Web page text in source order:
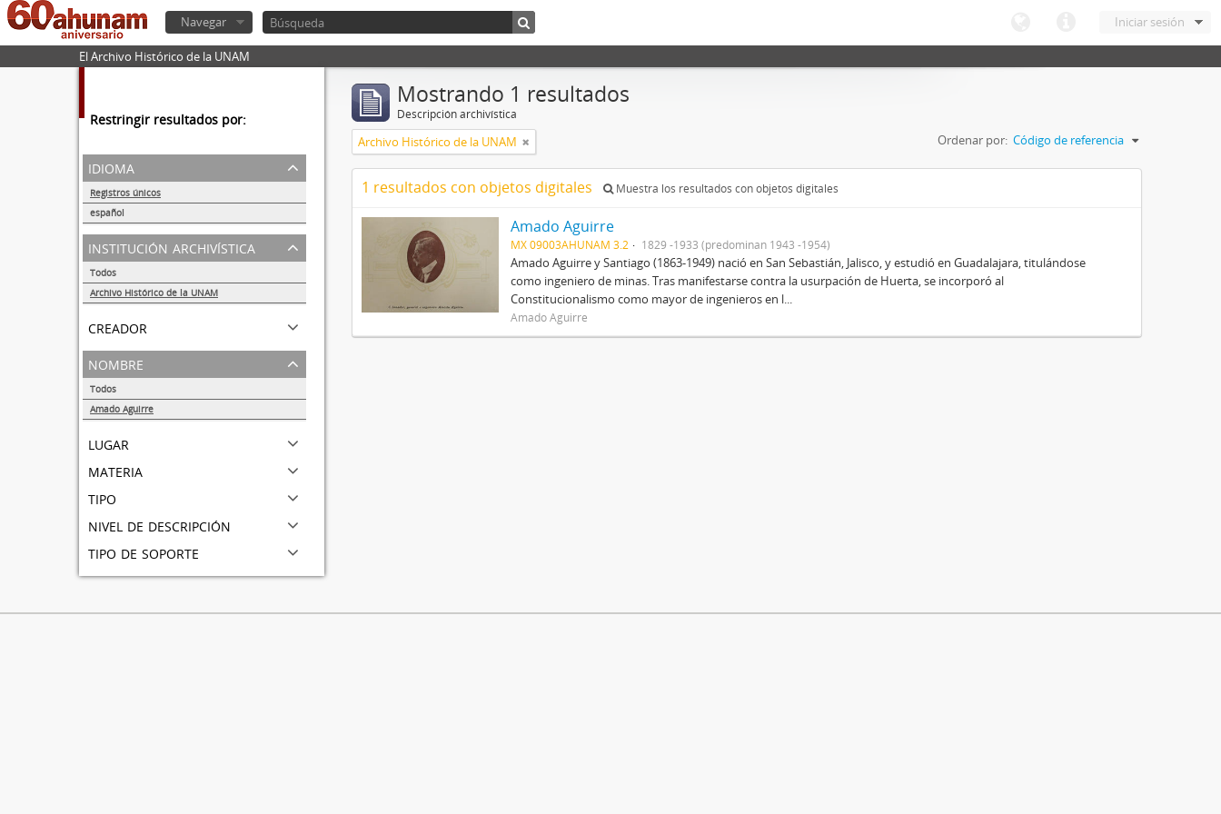
Iniciar sesión
Navegar
El Archivo Histórico de la UNAM
Restringir resultados por:
idioma
Registros únicos
español
1
institución archivística
Todos
Archivo Histórico de la UNAM
creador
nombre
Todos
Amado Aguirre
lugar
materia
tipo
nivel de descripción
tipo de soporte
Mostrando 1 resultados
Descripción archivística
Archivo Histórico de la UNAM Ordenar por: Código de referencia
1 resultados con objetos digitales Muestra los resultados con objetos digitales
Amado Aguirre
MX 09003AHUNAM 3.2 1829 -1933 (predominan 1943 -1954)
Amado Aguirre y Santiago (1863-1949) nació en San Sebastián, Jalisco, y estudió en Guadalajara, titulándose
como ingeniero de minas. Tras manifestarse contra la usurpación de Huerta, se incorporó al
Constitucionalismo como mayor de ingenieros en l...
Amado Aguirre